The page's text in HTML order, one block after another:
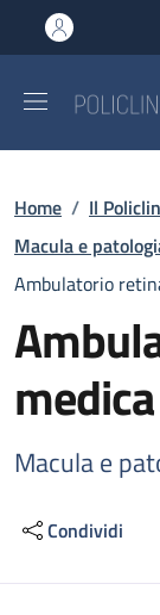
al contenuto
to footer
Briciole
Home / Il
Macula e
Ambulatorio
medica
Macula e
Condividi